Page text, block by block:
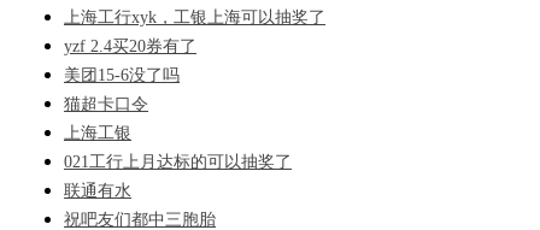
上海工行xyk，工银上海可以抽奖了
yzf 2.4买20券有了
美团15-6没了吗
猫超卡口令
上海工银
021工行上月达标的可以抽奖了
联通有水
祝吧友们都中三胞胎